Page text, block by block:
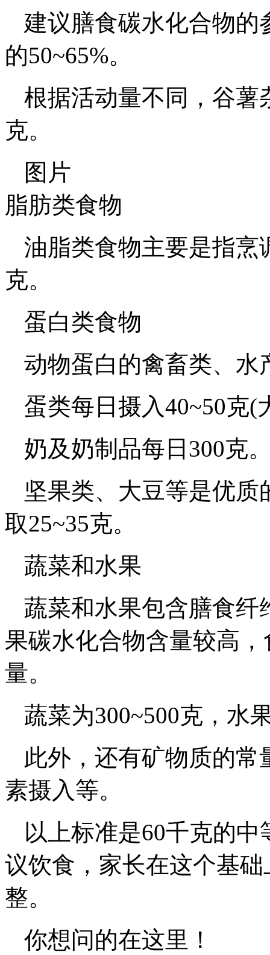
建议膳食碳水化合物的
的50~65%。
根据活动量不同，谷薯
克。
图片
脂肪类食物
油脂类食物主要是指烹
克。
蛋白类食物
动物蛋白的禽畜类、水
蛋类每日摄入40~50克
奶及奶制品每日300克
坚果类、大豆等是优
取25~35克。
蔬菜和水果
蔬菜和水果包含膳食纤
果碳水化合物含量较高
量。
蔬菜为300~500克，水
此外，还有矿物质的
素摄入等。
以上标准是60千克的
议饮食，家长在这个基
整。
你想问的在这里！